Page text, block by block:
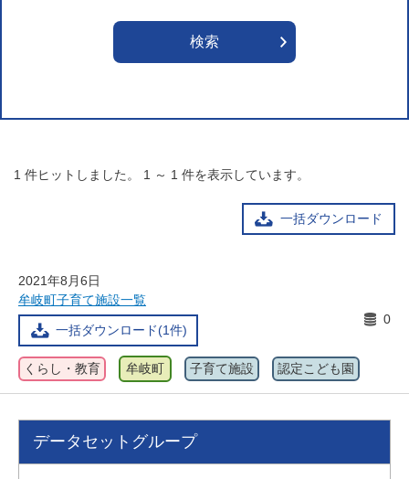
1 件ヒットしました。 1 ～ 1 件を表示しています。
一括ダウンロード
2021年8月6日
牟岐町子育て施設一覧
一括ダウンロード(1件)
0
くらし・教育 牟岐町 子育て施設 認定こども園
データセットグループ